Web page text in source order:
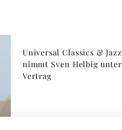
Universal Classics & Jazz
nimmt Sven Helbig unter
Vertrag